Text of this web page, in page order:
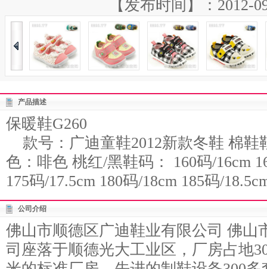
【发布时间】：2012-
产品描述
保暖鞋G260
款号：广迪童鞋2012新款冬鞋 棉鞋
色：啡色 桃红/黑鞋码： 160码/16cm
175码/17.5cm 180码/18cm 185码/
公司介绍
佛山市顺德区广迪鞋业有限公司 佛山
司座落于顺德光大工业区，厂房占地